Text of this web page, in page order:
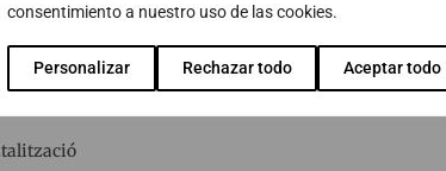
consentimiento a nuestro uso de las cookies.
Personalizar Rechazar todo Aceptar todo
a les noves demandes del